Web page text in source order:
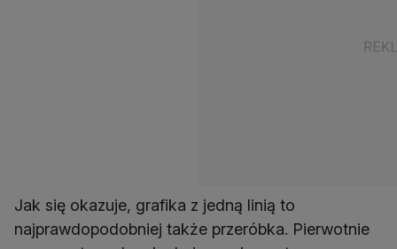
Jak się okazuje, grafika z jedną linią to
najprawdopodobniej także przeróbka. Pierwotnie